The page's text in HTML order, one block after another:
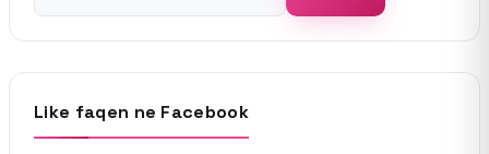
Like faqen ne Facebook